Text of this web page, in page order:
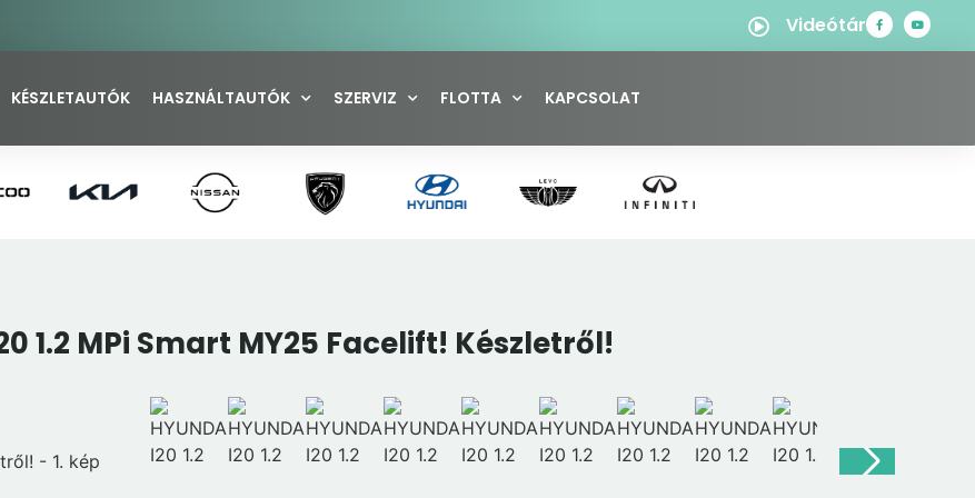
Videótár
KÉSZLETAUTÓK HASZNÁLTAUTÓK SZERVIZ FLOTTA KAPCSOLAT
1.2 MPi Smart MY25 Facelift! Készletről!